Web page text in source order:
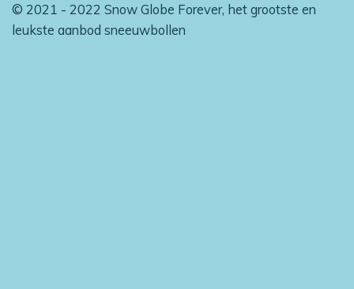
© 2021 - 2022 Snow Globe Forever, het grootste en
leukste aanbod sneeuwbollen